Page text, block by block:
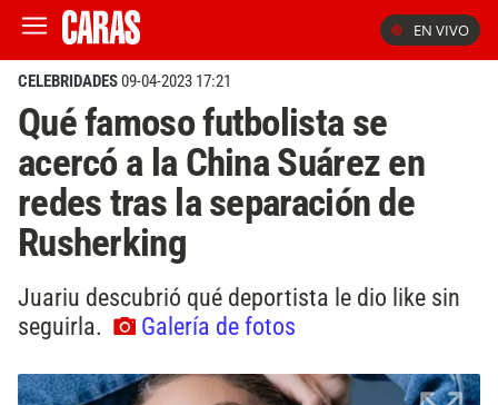
EN VIVO
CELEBRIDADES09-04-2023 17:21
Qué famoso futbolista se
acercó a la China Suárez en
redes tras la separación de
Rusherking
Juariu descubrió qué deportista le dio like sin
seguirla.
Galería de fotos